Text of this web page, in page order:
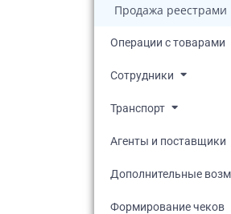
Продажа реестрами
Операции с товарами
Сотрудники
Транспорт
Агенты и поставщики
Дополнительные
Формирование чеков